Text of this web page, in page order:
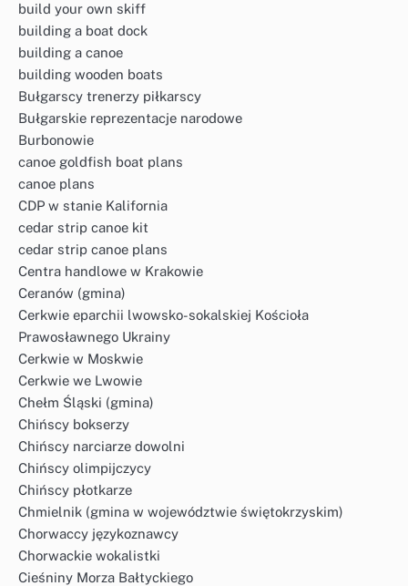
build your own skiff
building a boat dock
building a canoe
building wooden boats
Bułgarscy trenerzy piłkarscy
Bułgarskie reprezentacje narodowe
Burbonowie
canoe goldfish boat plans
canoe plans
CDP w stanie Kalifornia
cedar strip canoe kit
cedar strip canoe plans
Centra handlowe w Krakowie
Ceranów (gmina)
Cerkwie eparchii lwowsko-sokalskiej Kościoła
Prawosławnego Ukrainy
Cerkwie w Moskwie
Cerkwie we Lwowie
Chełm Śląski (gmina)
Chińscy bokserzy
Chińscy narciarze dowolni
Chińscy olimpijczycy
Chińscy płotkarze
Chmielnik (gmina w województwie świętokrzyskim)
Chorwaccy językoznawcy
Chorwackie wokalistki
Cieśniny Morza Bałtyckiego